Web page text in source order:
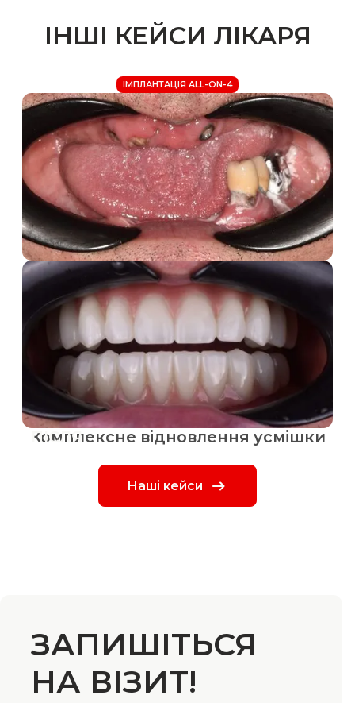
ІНШІ КЕЙСИ ЛІКАРЯ
ІМПЛАНТАЦІЯ ALL-ON-4
ДО
ПІСЛЯ
Комплексне відновлення усмішки
Наші кейси
ЗАПИШІТЬСЯ
НА ВІЗИТ!